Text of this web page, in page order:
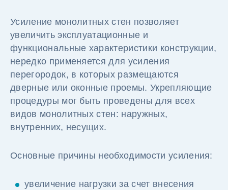
Усиление монолитных стен позволяет
увеличить эксплуатационные и
функциональные характеристики конструкции,
нередко применяется для усиления
перегородок, в которых размещаются
дверные или оконные проемы. Укрепляющие
процедуры мог быть проведены для всех
видов монолитных стен: наружных,
внутренних, несущих.
Основные причины необходимости усиления:
увеличение нагрузки за счет внесения